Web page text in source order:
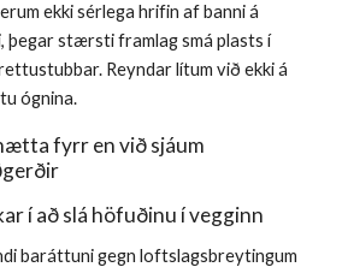
ekki sérlega hrifin af banni á
þegar stærsti framlag smá plasts í
Reyndar lítum við ekki á
ógnina.
fyrr en við sjáum
í að slá höfuðinu í vegginn
baráttuni gegn loftslagsbreytingum